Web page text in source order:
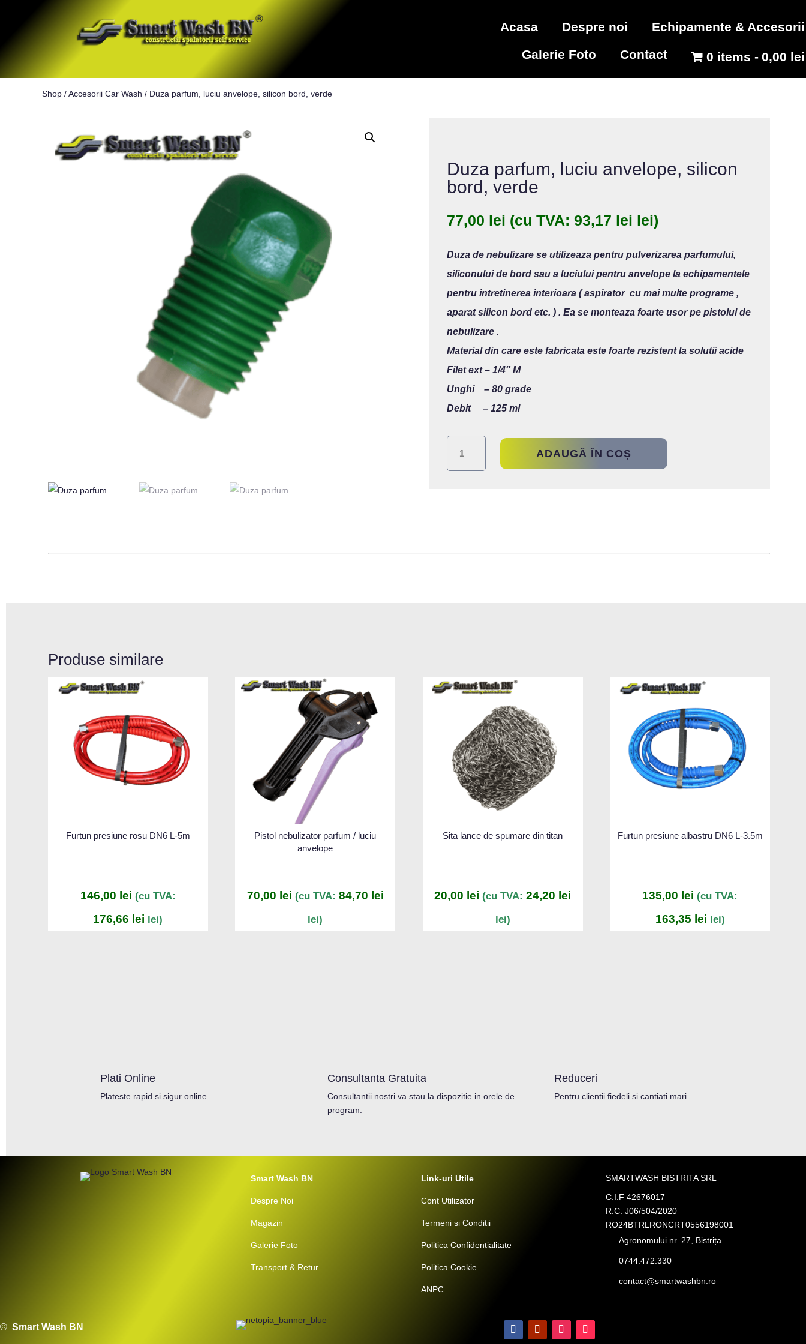
Acasa Despre noi
Echipamente & Accesorii
Galerie Foto
Contact 0 items 0,00 lei
Shop /Accesorii Car Wash / Duza parfum, luciu anvelope, silicon bord, verde
Duza parfum, luciu anvelope, silicon
bord, verde
77,00 lei (cu TVA:93,17 lei lei)
Duza de nebulizare se utilizeaza pentru pulverizarea parfumului,
siliconului de bord sau a luciului pentru anvelope la echipamentele
pentru intretinerea interioara ( aspirator cu mai multe programe ,
aparat silicon bord etc. ) . Ea se monteaza foarte usor pe pistolul de
nebulizare .
Material din care este fabricata este foarte rezistent la solutii acide
Filet ext – 1/4″ M
Unghi – 80 grade
Debit – 125 ml
Duza
parfum,
ADAUGĂ ÎN COȘ
Produse similare
Furtun presiune rosu DN6 L-5m
146,00 lei (cu TVA:
176,66 lei lei)
Pistol nebulizator parfum / luciu
anvelope
70,00 lei (cu TVA: 84,70 lei
lei)
Sita lance de spumare din titan
20,00 lei (cu TVA:24,20 lei
lei)
Furtun presiune albastru DN6 L-3.5m
135,00 lei (cu TVA:
163,35 lei lei)
Plati Online
Plateste rapid si sigur online.
Consultanta Gratuita
Consultantii nostri va stau la dispozitie in orele de
program.
Reduceri
Pentru clientii fiedeli si cantiati mari.
Smart Wash BN
Despre Noi
Magazin
Galerie Foto
Transport & Retur
Link-uri Utile
Cont Utilizator
Termeni si Conditii
Politica Confidentialitate
Politica Cookie
ANPC
SMARTWASH BISTRITA SRL
C.I.F 42676017
R.C. J06/504/2020
RO24BTRLRONCRT0556198001
Agronomului nr. 27, Bistrița
0744.472.330
contact@smartwashbn.ro
© Smart Wash BN